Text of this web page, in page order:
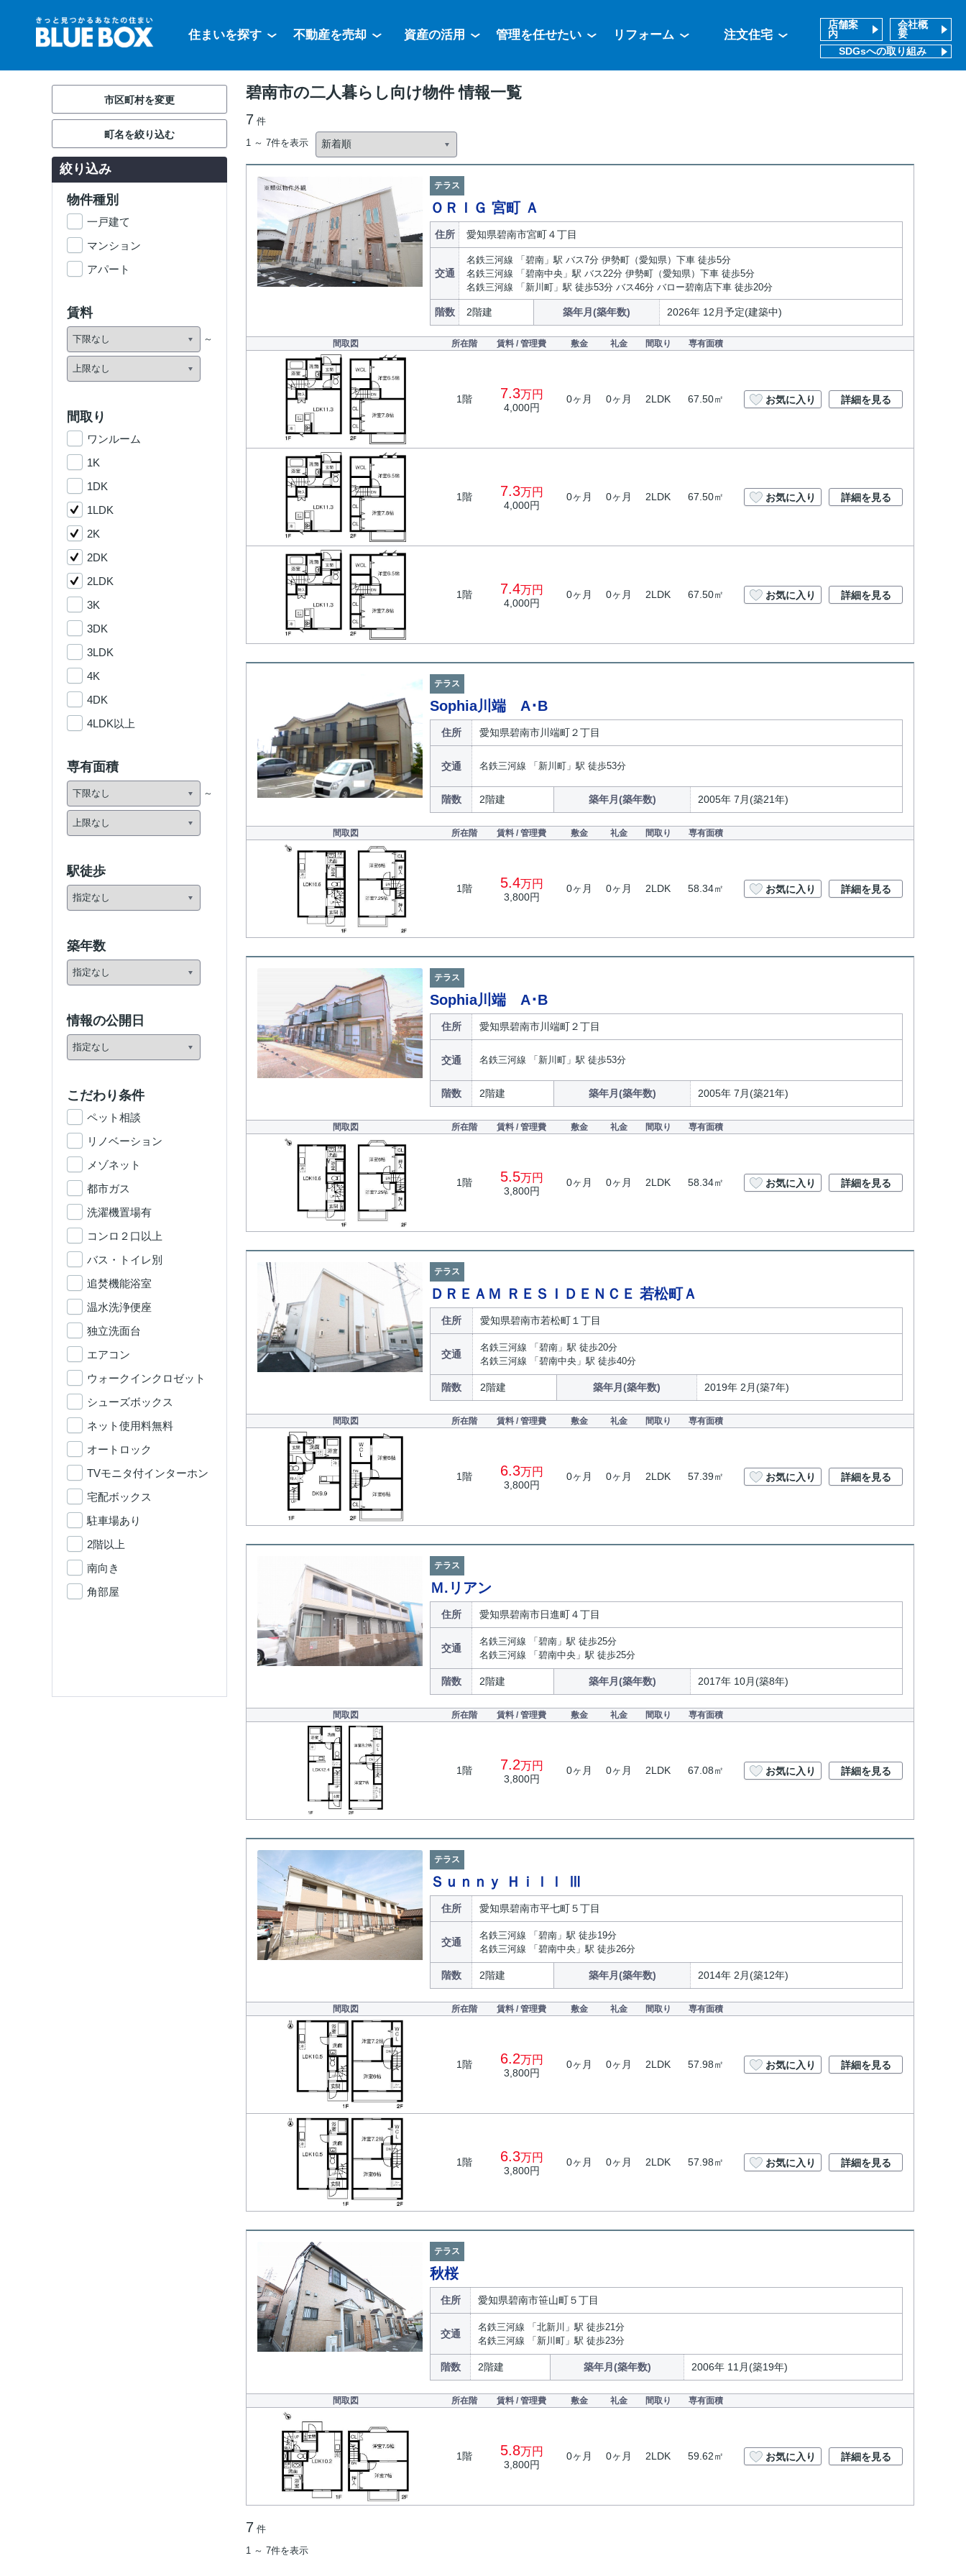
住まいを探す 不動産を売却 資産の活用 管理を任せたい リフォーム 注文住宅
店舗案
内
会社概
要
SDGsへの取り組み
碧南市の二人暮らし向け物件 情報一覧
7 件
1 ～ 7件を表示
テラス
ＯＲＩＧ 宮町 Ａ
住所 愛知県碧南市宮町４丁目
交通
名鉄三河線 「碧南」駅 バス7分 伊勢町（愛知県）下車 徒歩5分
名鉄三河線 「碧南中央」駅 バス22分 伊勢町（愛知県）下車 徒歩5分
名鉄三河線 「新川町」駅 徒歩53分 バス46分 バロー碧南店下車 徒歩20分
階数 2階建 築年月(築年数) 2026年 12月予定(建築中)
間取図 所在階 賃料 / 管理費 敷金 礼金 間取り 専有面積
1階 7.3万円
4,000円
0ヶ月 0ヶ月 2LDK 67.50㎡ お気に入り 詳細を見る
1階 7.3万円
4,000円
0ヶ月 0ヶ月 2LDK 67.50㎡ お気に入り 詳細を見る
1階 7.4万円
4,000円
0ヶ月 0ヶ月 2LDK 67.50㎡ お気に入り 詳細を見る
テラス
Sophia川端 A･B
住所 愛知県碧南市川端町２丁目
交通 名鉄三河線 「新川町」駅 徒歩53分
階数 2階建 築年月(築年数) 2005年 7月(築21年)
間取図 所在階 賃料 / 管理費 敷金 礼金 間取り 専有面積
1階 5.4万円
3,800円
0ヶ月 0ヶ月 2LDK 58.34㎡ お気に入り 詳細を見る
テラス
Sophia川端 A･B
住所 愛知県碧南市川端町２丁目
交通 名鉄三河線 「新川町」駅 徒歩53分
階数 2階建 築年月(築年数) 2005年 7月(築21年)
間取図 所在階 賃料 / 管理費 敷金 礼金 間取り 専有面積
1階 5.5万円
3,800円
0ヶ月 0ヶ月 2LDK 58.34㎡ お気に入り 詳細を見る
テラス
ＤＲＥＡＭ ＲＥＳＩＤＥＮＣＥ 若松町Ａ
住所 愛知県碧南市若松町１丁目
交通
名鉄三河線 「碧南」駅 徒歩20分
名鉄三河線 「碧南中央」駅 徒歩40分
階数 2階建 築年月(築年数) 2019年 2月(築7年)
間取図 所在階 賃料 / 管理費 敷金 礼金 間取り 専有面積
1階 6.3万円
3,800円
0ヶ月 0ヶ月 2LDK 57.39㎡ お気に入り 詳細を見る
テラス
Ｍ.リアン
住所 愛知県碧南市日進町４丁目
交通
名鉄三河線 「碧南」駅 徒歩25分
名鉄三河線 「碧南中央」駅 徒歩25分
階数 2階建 築年月(築年数) 2017年 10月(築8年)
間取図 所在階 賃料 / 管理費 敷金 礼金 間取り 専有面積
1階 7.2万円
3,800円
0ヶ月 0ヶ月 2LDK 67.08㎡ お気に入り 詳細を見る
テラス
Ｓｕｎｎｙ Ｈｉｌｌ Ⅲ
住所 愛知県碧南市平七町５丁目
交通
名鉄三河線 「碧南」駅 徒歩19分
名鉄三河線 「碧南中央」駅 徒歩26分
階数 2階建 築年月(築年数) 2014年 2月(築12年)
間取図 所在階 賃料 / 管理費 敷金 礼金 間取り 専有面積
1階 6.2万円
3,800円
0ヶ月 0ヶ月 2LDK 57.98㎡ お気に入り 詳細を見る
1階 6.3万円
3,800円
0ヶ月 0ヶ月 2LDK 57.98㎡ お気に入り 詳細を見る
テラス
秋桜
住所 愛知県碧南市笹山町５丁目
交通
名鉄三河線 「北新川」駅 徒歩21分
名鉄三河線 「新川町」駅 徒歩23分
階数 2階建 築年月(築年数) 2006年 11月(築19年)
間取図 所在階 賃料 / 管理費 敷金 礼金 間取り 専有面積
1階 5.8万円
3,800円
0ヶ月 0ヶ月 2LDK 59.62㎡ お気に入り 詳細を見る
7 件
1 ～ 7件を表示
市区町村を変更
町名を絞り込む
絞り込み
物件種別
一戸建て
マンション
アパート
賃料
間取り
ワンルーム
1K
1DK
1LDK
2K
2DK
2LDK
3K
3DK
3LDK
4K
4DK
4LDK以上
専有面積
駅徒歩
築年数
情報の公開日
こだわり条件
ペット相談
リノベーション
メゾネット
都市ガス
洗濯機置場有
コンロ２口以上
バス・トイレ別
追焚機能浴室
温水洗浄便座
独立洗面台
エアコン
ウォークインクロゼット
シューズボックス
ネット使用料無料
オートロック
TVモニタ付インターホン
宅配ボックス
駐車場あり
2階以上
南向き
角部屋